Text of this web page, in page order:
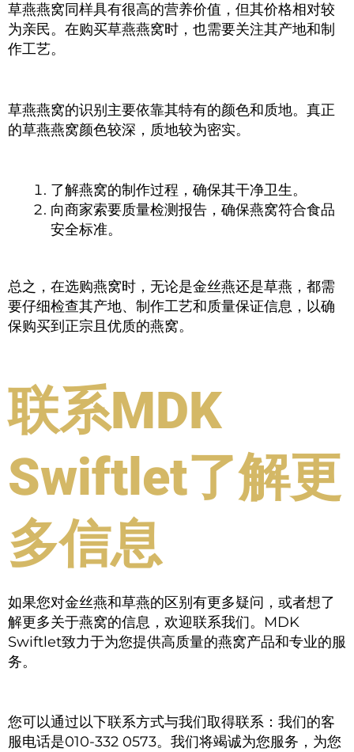
草燕燕窝同样具有很高的营养价值，但其价格相对较
为亲民。在购买草燕燕窝时，也需要关注其产地和制
作工艺。
草燕燕窝的识别主要依靠其特有的颜色和质地。真正
的草燕燕窝颜色较深，质地较为密实。
了解燕窝的制作过程，确保其干净卫生。
向商家索要质量检测报告，确保燕窝符合食品
安全标准。
总之，在选购燕窝时，无论是金丝燕还是草燕，都需
要仔细检查其产地、制作工艺和质量保证信息，以确
保购买到正宗且优质的燕窝。
联系MDK
Swiftlet了解更
多信息
如果您对金丝燕和草燕的区别有更多疑问，或者想了
解更多关于燕窝的信息，欢迎联系我们。MDK
Swiftlet致力于为您提供高质量的燕窝产品和专业的服
务。
您可以通过以下联系方式与我们取得联系：我们的客
服电话是010-332 0573。我们将竭诚为您服务，为您